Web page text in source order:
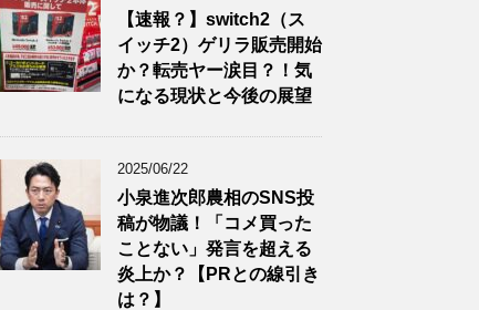
【速報？】switch2（ス
イッチ2）ゲリラ販売開始
か？転売ヤー涙目？！気
になる現状と今後の展望
2025/06/22
小泉進次郎農相のSNS投
稿が物議！「コメ買った
ことない」発言を超える
炎上か？【PRとの線引き
は？】